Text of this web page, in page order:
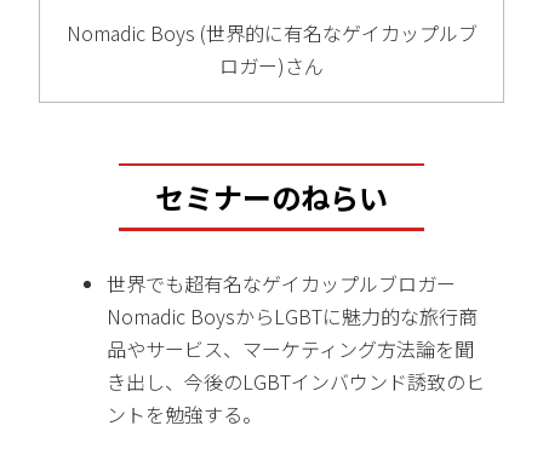
Nomadic Boys (世界的に有名なゲイカップルブ
ロガー)さん
セミナーのねらい
世界でも超有名なゲイカップルブロガー
Nomadic BoysからLGBTに魅力的な旅行商
品やサービス、マーケティング方法論を聞
き出し、今後のLGBTインバウンド誘致のヒ
ントを勉強する。